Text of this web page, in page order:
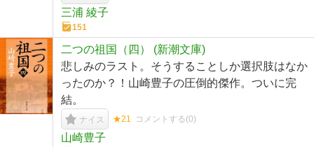
三浦 綾子
151
二つの祖国（四） (新潮文庫)
悲しみのラスト。そうすることしか選択肢はなか
ったのか？！山崎豊子の圧倒的傑作。ついに完
結。
ナイス ★21 コメントする(0)
山崎豊子